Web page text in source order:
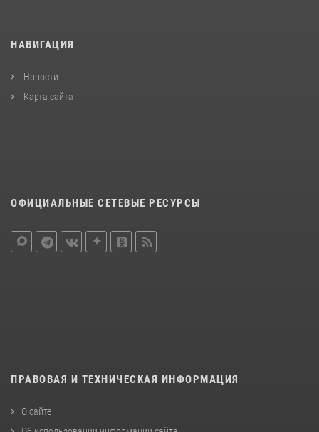
НАВИГАЦИЯ
Новости
Карта сайта
ОФИЦИАЛЬНЫЕ СЕТЕВЫЕ РЕСУРСЫ
ПРАВОВАЯ И ТЕХНИЧЕСКАЯ ИНФОРМАЦИЯ
О сайте